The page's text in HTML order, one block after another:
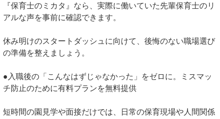
『保育士のミカタ』なら、実際に働いていた先輩保育士のリ
アルな声を事前に確認できます。
休み明けのスタートダッシュに向けて、後悔のない職場選び
の準備を整えましょう。
●入職後の「こんなはずじゃなかった」をゼロに。ミスマッ
チ防止のために有料プランを無料提供
短時間の園見学や面接だけでは、日常の保育現場や人間関係